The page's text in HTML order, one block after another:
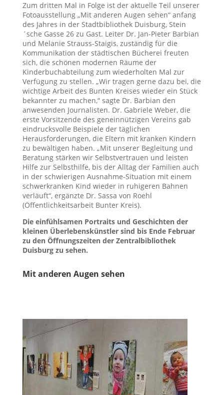
Zum dritten Mal in Folge ist der aktuelle Teil unserer
Fotoausstellung „Mit anderen Augen sehen“ anfang
des Jahres in der Stadtbibliothek Duisburg, Stein
´sche Gasse 26 zu Gast. Leiter Dr. Jan-Pieter Barbian
und Melanie Strauss-Staigis, zuständig für die
Kommunikation der städtischen Bücherei freuten
sich, die schönen modernen Räume der
Kinderbuchabteilung zum wiederholten Mal zur
Verfügung zu stellen. „Wir tragen gerne dazu bei, die
wichtige Arbeit des Bunten Kreises wieder ein Stück
bekannter zu machen,“ sagte Dr. Barbian den
anwesenden Journalisten. Dr. Gabriele Weber, die
erste Vorsitzende des geneinnützigen Vereins gab
eindrucksvolle Beispiele der täglichen
Herausforderungen, die Eltern mit kranken Kindern
zu bewältigen haben. „Mit unserer Begleitung und
Beratung stärken wir Selbstvertrauen und leisten
Hilfe zur Selbsthilfe, bis der Alltag der Familien auch
in der schwierigen Ausnahme-Situation mit einem
schwerkranken Kind wieder in ruhigeren Bahnen
verläuft“, ergänzte Dr. Sassa von Roehl
(Öffentlichkeitsarbeit Bunter Kreis).
Die einfühlsamen Portraits und Geschichten der
kleinen Überlebenskünstler sind bis Ende Februar
zu den Öffnungszeiten der Zentralbibliothek
Duisburg zu sehen.
Mit anderen Augen sehen